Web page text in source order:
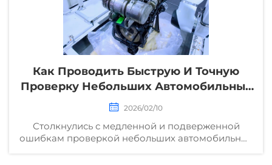
Как Проводить Быструю И Точную
Проверку Небольших Автомобильных
Деталей?
2026/02/10
Столкнулись с медленной и подверженной
ошибкам проверкой небольших автомобильных